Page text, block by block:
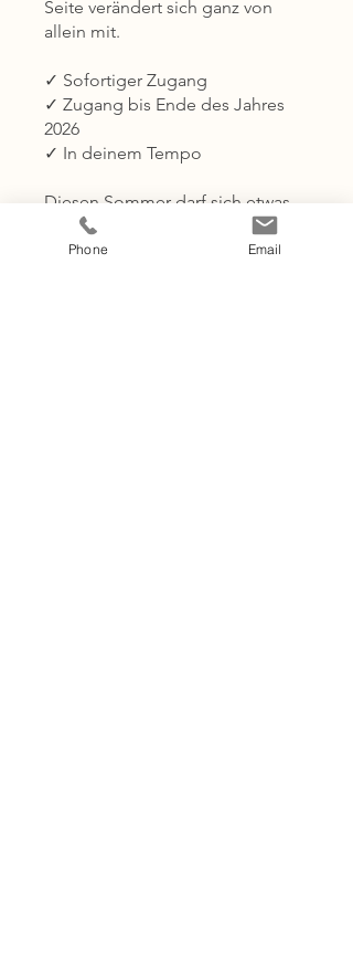
Seite verändert sich ganz von
allein mit.
✓ Sofortiger Zugang
✓ Zugang bis Ende des Jahres
2026
✓ In deinem Tempo
Diesen Sommer darf sich etwas
verschieben.
Weg vom ständigen Kümmern.
Phone Email